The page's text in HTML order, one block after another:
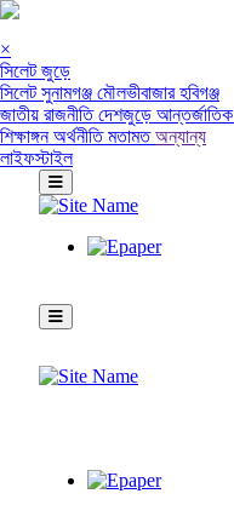
×
সিলেট জুড়ে
সিলেটসুনামগঞ্জ মৌলভীবাজারহবিগঞ্জ
জাতীয় রাজনীতিদেশজুড়ে আন্তর্জাতিক
শিক্ষাঙ্গনঅর্থনীতিমতামতঅন্যান্য
লাইফস্টাইল